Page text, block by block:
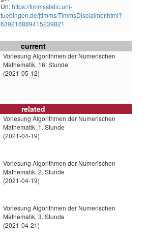
Url:https://timmsstatic.uni-
tuebingen.de/jtimms/TimmsDisclaimer.html?
639216889415239821
current
Vorlesung Algorithmen der Numerischen
Mathematik, 16. Stunde
(2021-05-12)
related
Vorlesung Algorithmen der Numerischen
Mathematik, 1. Stunde
(2021-04-19)
Vorlesung Algorithmen der Numerischen
Mathematik, 2. Stunde
(2021-04-19)
Vorlesung Algorithmen der Numerischen
Mathematik, 3. Stunde
(2021-04-21)